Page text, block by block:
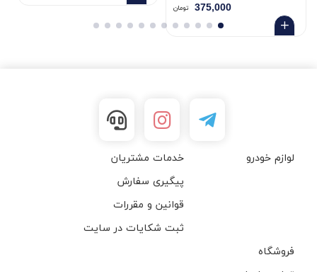
375,000 تومان
لوازم خودرو
خدمات مشتریان
پیگیری سفارش
قوانین و مقررات
ثبت شکایات در سایت
فروشگاه